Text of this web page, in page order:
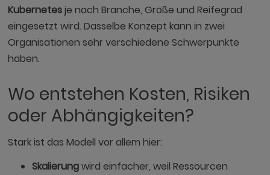
Kubernetesje nach Branche, Größe und Reifegrad
eingesetzt wird. Dasselbe Konzept kann in zwei
Organisationen sehr verschiedene Schwerpunkte
haben.
Wo entstehen Kosten, Risiken
oder Abhängigkeiten?
Stark ist das Modell vor allem hier:
Skalierungwird einfacher, weil Ressourcen